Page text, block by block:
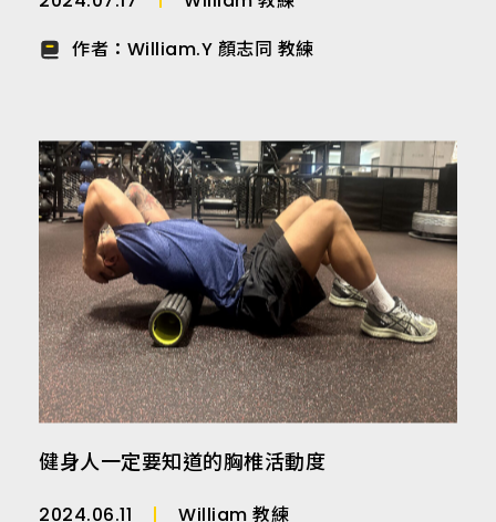
作者： William.Y 顏志同 教練
健身人一定要知道的胸椎活動度
2024.06.11
William 教練